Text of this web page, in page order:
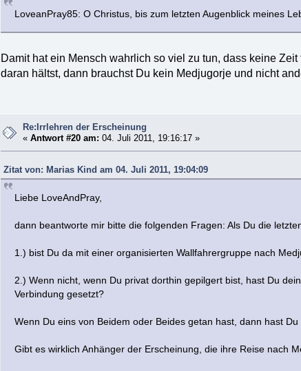
LoveanPray85: O Christus, bis zum letzten Augenblick meines
Damit hat ein Mensch wahrlich so viel zu tun, dass keine
daran hältst, dann brauchst Du kein Medjugorje und nicht
Re:Irrlehren der Erscheinung
«Antwort #20 am: 04. Juli 2011, 19:16:17 »
Zitat von: Marias Kind am 04. Juli 2011, 19:04:09
Liebe LoveAndPray,
dann beantworte mir bitte die folgenden Fragen: Als Du die
1.) bist Du da mit einer organisierten Wallfahrergruppe nach
2.) Wenn nicht, wenn Du privat dorthin gepilgert bist, hast Du
Verbindung gesetzt?
Wenn Du eins von Beidem oder Beides getan hast, dann hast
Gibt es wirklich Anhänger der Erscheinung, die ihre Reise nach